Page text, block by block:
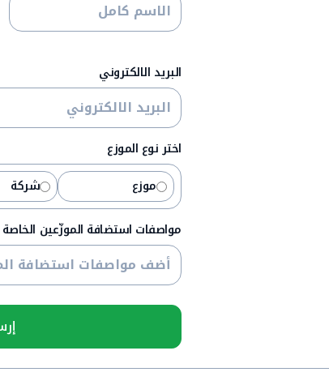
البريد الالكتروني
اختر نوع الموزع
موزع
شركة
مواصفات استضافة الموزّعين